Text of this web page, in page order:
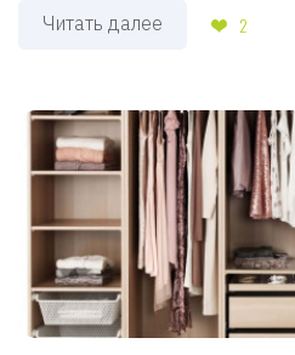
Читать далее 2